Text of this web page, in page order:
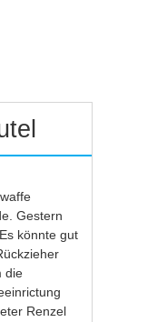
Gestern
könnte gut
die
Renzel